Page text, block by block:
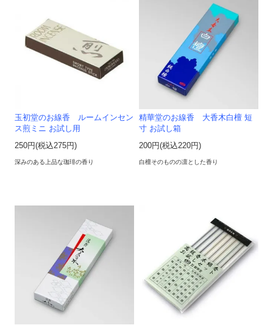
玉初堂のお線香 ルームインセン
ス煎ミニ お試し用
250円(税込275円)
深みのある上品な珈琲の香り
精華堂のお線香 大香木白檀 短
寸 お試し箱
200円(税込220円)
白檀そのものの凛とした香り